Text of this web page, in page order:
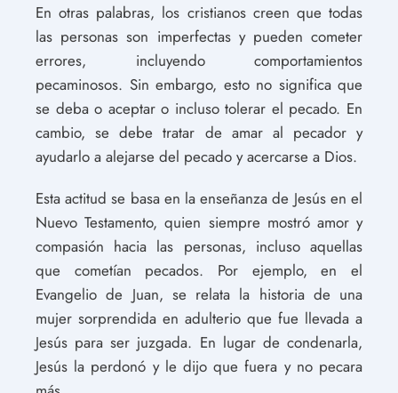
En otras palabras, los cristianos creen que todas
las personas son imperfectas y pueden cometer
errores, incluyendo comportamientos
pecaminosos. Sin embargo, esto no significa que
se deba o aceptar o incluso tolerar el pecado. En
cambio, se debe tratar de amar al pecador y
ayudarlo a alejarse del pecado y acercarse a Dios.
Esta actitud se basa en la enseñanza de Jesús en el
Nuevo Testamento, quien siempre mostró amor y
compasión hacia las personas, incluso aquellas
que cometían pecados. Por ejemplo, en el
Evangelio de Juan, se relata la historia de una
mujer sorprendida en adulterio que fue llevada a
Jesús para ser juzgada. En lugar de condenarla,
Jesús la perdonó y le dijo que fuera y no pecara